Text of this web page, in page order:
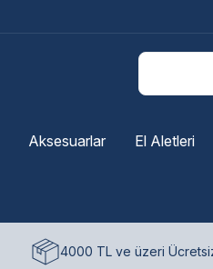
Aksesuarlar El Aletleri
4000 TL ve üzeri